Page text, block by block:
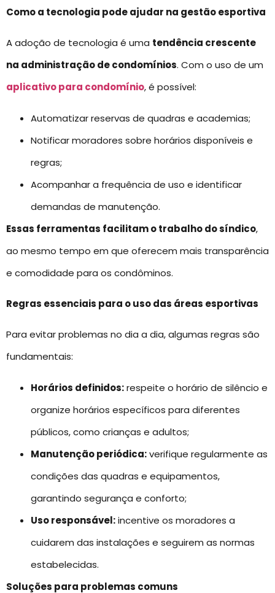
Como a tecnologia pode ajudar na gestão esportiva
A adoção de tecnologia é uma tendência crescente
na administração de condomínios. Com o uso de um
aplicativo para condomínio, é possível:
Automatizar reservas de quadras e academias;
Notificar moradores sobre horários disponíveis e
regras;
Acompanhar a frequência de uso e identificar
demandas de manutenção.
Essas ferramentas facilitam o trabalho do síndico,
ao mesmo tempo em que oferecem mais transparência
e comodidade para os condôminos.
Regras essenciais para o uso das áreas esportivas
Para evitar problemas no dia a dia, algumas regras são
fundamentais:
Horários definidos:respeite o horário de silêncio e
organize horários específicos para diferentes
públicos, como crianças e adultos;
Manutenção periódica:verifique regularmente as
condições das quadras e equipamentos,
garantindo segurança e conforto;
Uso responsável:incentive os moradores a
cuidarem das instalações e seguirem as normas
estabelecidas.
Soluções para problemas comuns